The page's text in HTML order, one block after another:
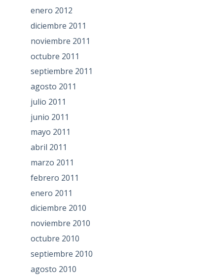
enero 2012
diciembre 2011
noviembre 2011
octubre 2011
septiembre 2011
agosto 2011
julio 2011
junio 2011
mayo 2011
abril 2011
marzo 2011
febrero 2011
enero 2011
diciembre 2010
noviembre 2010
octubre 2010
septiembre 2010
agosto 2010